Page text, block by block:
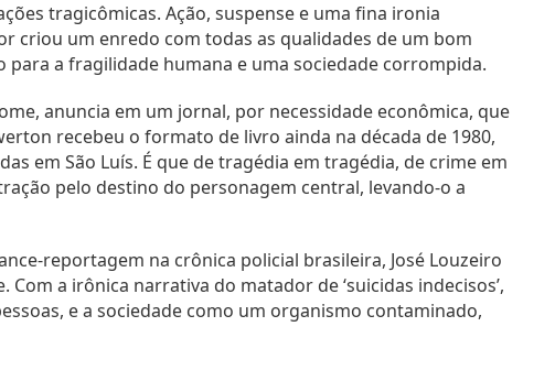
tragicômicas. Ação, suspense e uma fina ironia
criou um enredo com todas as qualidades de um bom
a fragilidade humana e uma sociedade corrompida.
anuncia em um jornal, por necessidade econômica, que
recebeu o formato de livro ainda na década de 1980,
em São Luís. É que de tragédia em tragédia, de crime em
pelo destino do personagem central, levando-o a
reportagem na crônica policial brasileira, José Louzeiro
a irônica narrativa do matador de ‘suicidas indecisos’,
e a sociedade como um organismo contaminado,